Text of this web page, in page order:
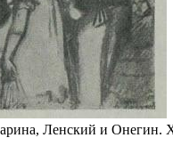
Ленский и Онегин.